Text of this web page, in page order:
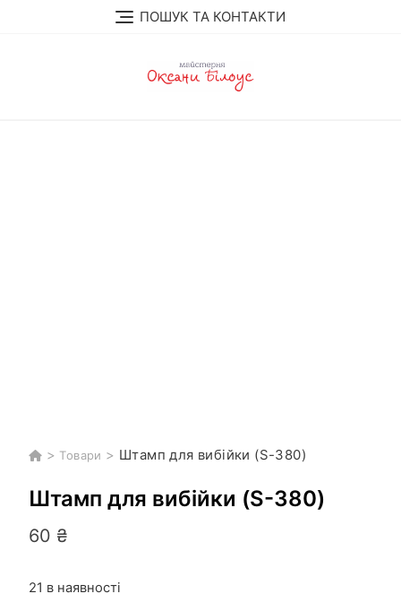
ПОШУК ТА КОНТАКТИ
> Товари > Штамп для вибійки (S-380)
Штамп для вибійки (S-380)
60 ₴
21 в наявності